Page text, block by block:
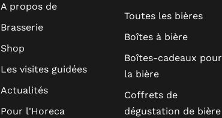
A propos de
Brasserie
Shop
Les visites guidées
Actualités
Pour l'Horeca
Toutes les bières
Boîtes à bière
Boîtes-cadeaux pour
la bière
Coffrets de
dégustation de bière